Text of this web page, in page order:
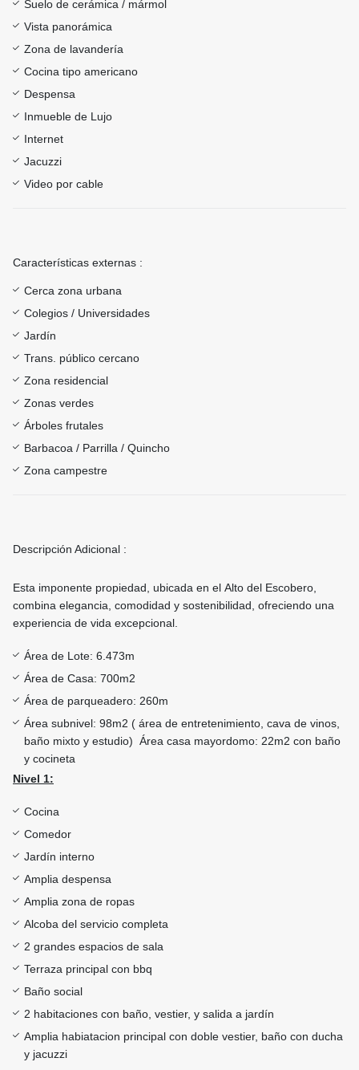
Suelo de cerámica / mármol
Vista panorámica
Zona de lavandería
Cocina tipo americano
Despensa
Inmueble de Lujo
Internet
Jacuzzi
Video por cable
Características externas :
Cerca zona urbana
Colegios / Universidades
Jardín
Trans. público cercano
Zona residencial
Zonas verdes
Árboles frutales
Barbacoa / Parrilla / Quincho
Zona campestre
Descripción Adicional :
Esta imponente propiedad, ubicada en el Alto del Escobero,
combina elegancia, comodidad y sostenibilidad, ofreciendo una
experiencia de vida excepcional.
Área de Lote: 6.473m
Área de Casa: 700m2
Área de parqueadero: 260m
Área subnivel: 98m2 ( área de entretenimiento, cava de vinos,
baño mixto y estudio) Área casa mayordomo: 22m2 con baño
y cocineta
Nivel 1:
Cocina
Comedor
Jardín interno
Amplia despensa
Amplia zona de ropas
Alcoba del servicio completa
2 grandes espacios de sala
Terraza principal con bbq
Baño social
2 habitaciones con baño, vestier, y salida a jardín
Amplia habiatacion principal con doble vestier, baño con ducha
y jacuzzi